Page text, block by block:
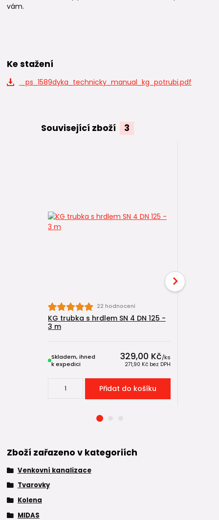
vám.
Ke stažení
_ps_1589dyka_technicky_manual_kg_potrubi.pdf
Související zboží 3
22 hodnocení
KG trubka s hrdlem SN 4 DN 125 -
3 m
329,00 Kč/ks
271,90 Kč bez DPH
Skladem, ihned
k expedici
Přidat do košíku
Zboží zařazeno v kategoriích
Venkovní kanalizace
Tvarovky
Kolena
MIDAS